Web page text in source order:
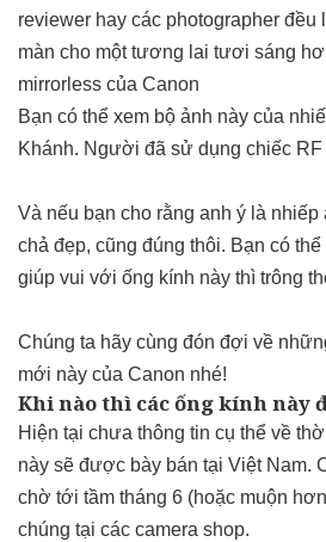
reviewer hay các photographer đều
màn cho một tương lai tươi sáng
mirrorless của Canon
Bạn có thể xem bộ ảnh này của
Khánh. Người đã sử dụng chiếc RF
Và nếu bạn cho rằng anh ý là
chả đẹp, cũng đúng thôi. Bạn có
giúp vui với ống kính này thì trông
Chúng ta hãy cùng đón đợi về
mới này của Canon nhé!
Khi nào thì các ống kính này
Hiện tại chưa thông tin cụ thể về
này sẽ được bày bán tại Việt Nam.
chờ tới tầm tháng 6 (hoặc muộn
chúng tại các camera shop.